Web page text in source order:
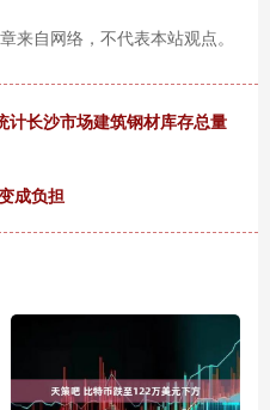
来自网络，不代表本站观点。
计长沙市场建筑钢材库存总量
成负担